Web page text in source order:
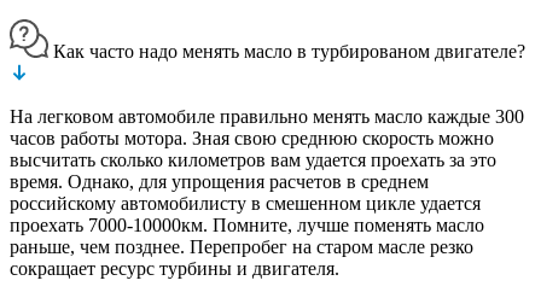
Как часто надо менять масло в турбированом двигателе?
На легковом автомобиле правильно менять масло каждые 300
часов работы мотора. Зная свою среднюю скорость можно
высчитать сколько километров вам удается проехать за это
время. Однако, для упрощения расчетов в среднем
российскому автомобилисту в смешенном цикле удается
проехать 7000-10000км. Помните, лучше поменять масло
раньше, чем позднее. Перепробег на старом масле резко
сокращает ресурс турбины и двигателя.